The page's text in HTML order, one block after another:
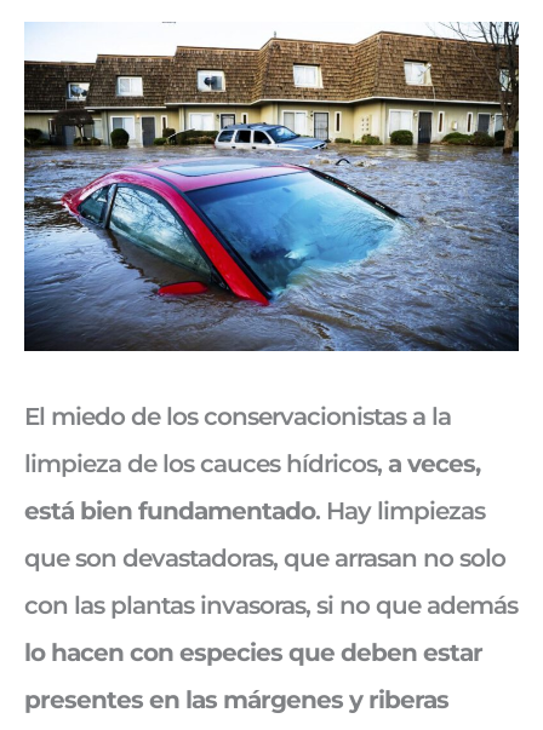
El miedo de los conservacionistas a la
limpieza de los cauces hídricos, a veces,
está bien fundamentado. Hay limpiezas
que son devastadoras, que arrasan no solo
con las plantas invasoras, si no que además
lo hacen con especies que deben estar
presentes en las márgenes y riberas